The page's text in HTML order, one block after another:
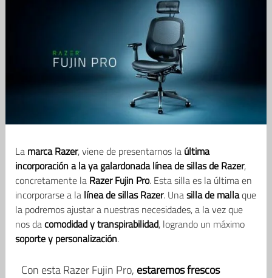
La marca Razer, viene de presentarnos la última
incorporación a la ya galardonada línea de sillas de Razer,
concretamente la Razer Fujin Pro. Esta silla es la última en
incorporarse a la línea de sillas Razer. Unasilla de mallaque
la podremos ajustar a nuestras necesidades, a la vez que
nos dacomodidad y transpirabilidad, logrando un máximo
soporte y personalización.
Con esta Razer Fujin Pro, estaremos frescos